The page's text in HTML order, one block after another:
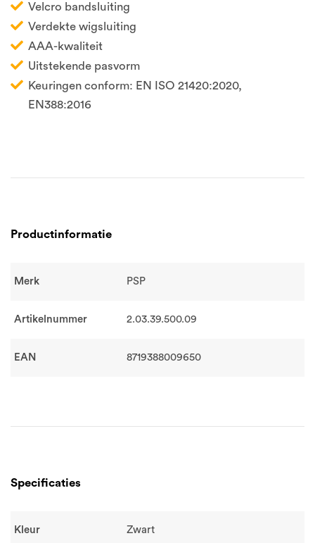
Velcro bandsluiting
Verdekte wigsluiting
AAA-kwaliteit
Uitstekende pasvorm
Keuringen conform: EN ISO 21420:2020,
EN388:2016
Productinformatie
Merk PSP
Artikelnummer 2.03.39.500.09
EAN 8719388009650
Specificaties
Kleur Zwart